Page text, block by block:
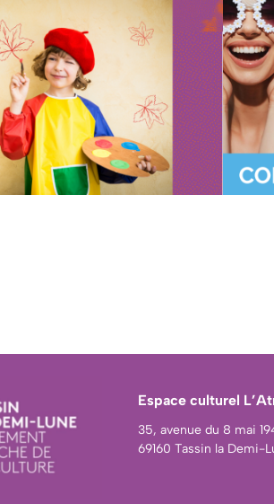
Espace culturel
35, avenue du 8 mai
69160 Tassin la Demi-